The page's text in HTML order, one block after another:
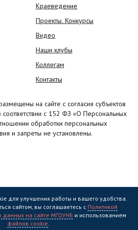
Краеведение
Проекты. Конкурсы
Видео
Наши клубы
Коллегам
Контакты
на сайте с согласия субъектов
с 152 ФЗ «О Персональных
обработки персональных
и запреты не установлены.
бюджетное учреждение культуры
для улучшения работы и вашего удобства.
сайтом, вы соглашаетесь с Политикой
данных на сайте МГОУНБ и использованием
файлов cookie.